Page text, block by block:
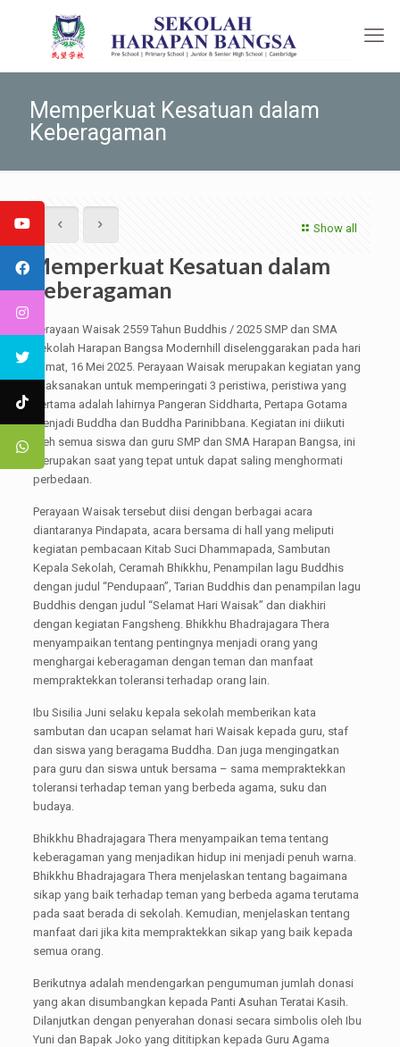
Memperkuat Kesatuan dalam
Keberagaman
Show all
Memperkuat Kesatuan dalam
Keberagaman
Perayaan Waisak 2559 Tahun Buddhis / 2025 SMP dan SMA
Sekolah Harapan Bangsa Modernhill diselenggarakan pada hari
Jumat, 16 Mei 2025. Perayaan Waisak merupakan kegiatan yang
dilaksanakan untuk memperingati 3 peristiwa, peristiwa yang
pertama adalah lahirnya Pangeran Siddharta, Pertapa Gotama
menjadi Buddha dan Buddha Parinibbana. Kegiatan ini diikuti
oleh semua siswa dan guru SMP dan SMA Harapan Bangsa, ini
merupakan saat yang tepat untuk dapat saling menghormati
perbedaan.
Perayaan Waisak tersebut diisi dengan berbagai acara
diantaranya Pindapata, acara bersama di hall yang meliputi
kegiatan pembacaan Kitab Suci Dhammapada, Sambutan
Kepala Sekolah, Ceramah Bhikkhu, Penampilan lagu Buddhis
dengan judul “Pendupaan”, Tarian Buddhis dan penampilan lagu
Buddhis dengan judul “Selamat Hari Waisak” dan diakhiri
dengan kegiatan Fangsheng. Bhikkhu Bhadrajagara Thera
menyampaikan tentang pentingnya menjadi orang yang
menghargai keberagaman dengan teman dan manfaat
mempraktekkan toleransi terhadap orang lain.
Ibu Sisilia Juni selaku kepala sekolah memberikan kata
sambutan dan ucapan selamat hari Waisak kepada guru, staf
dan siswa yang beragama Buddha. Dan juga mengingatkan
para guru dan siswa untuk bersama – sama mempraktekkan
toleransi terhadap teman yang berbeda agama, suku dan
budaya.
Bhikkhu Bhadrajagara Thera menyampaikan tema tentang
keberagaman yang menjadikan hidup ini menjadi penuh warna.
Bhikkhu Bhadrajagara Thera menjelaskan tentang bagaimana
sikap yang baik terhadap teman yang berbeda agama terutama
pada saat berada di sekolah. Kemudian, menjelaskan tentang
manfaat dari jika kita mempraktekkan sikap yang baik kepada
semua orang.
Berikutnya adalah mendengarkan pengumuman jumlah donasi
yang akan disumbangkan kepada Panti Asuhan Teratai Kasih.
Dilanjutkan dengan penyerahan donasi secara simbolis oleh Ibu
Yuni dan Bapak Joko yang dititipkan kepada Guru Agama